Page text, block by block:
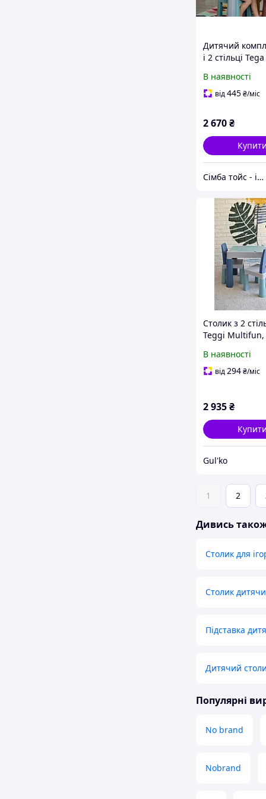
Дитячий
і 2 стільці
174
В наявності
від445₴/міс
2 670₴
Купити
Сімба тойс - інтернет магазин дитячих іграшок
Столик з 2
Teggi Multifun,
В наявності
від294₴/міс
2 935₴
Купити
Gul'ko
1 2
Дивись
Столик для
Столик
Підставка
Дитячий
Популярні
No brand
Nobrand